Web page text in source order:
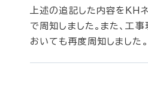
上述の追記した内容をＫＨ
で周知しました。また、工
おいても再度周知しました。